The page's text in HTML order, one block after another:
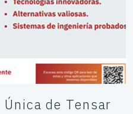
de Tensar